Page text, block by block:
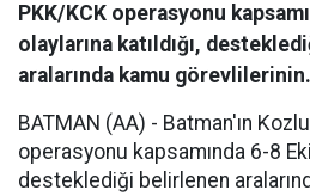
PKK/KCK operasyonu
olaylarına katıldığı,
aralarında kamu
BATMAN (AA) - Batman'ın
operasyonu kapsamında 6-8
desteklediği belirlenen